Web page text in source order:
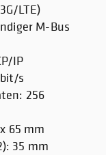
LTE)
M-Bus
IP
s
256
65 mm
35 mm